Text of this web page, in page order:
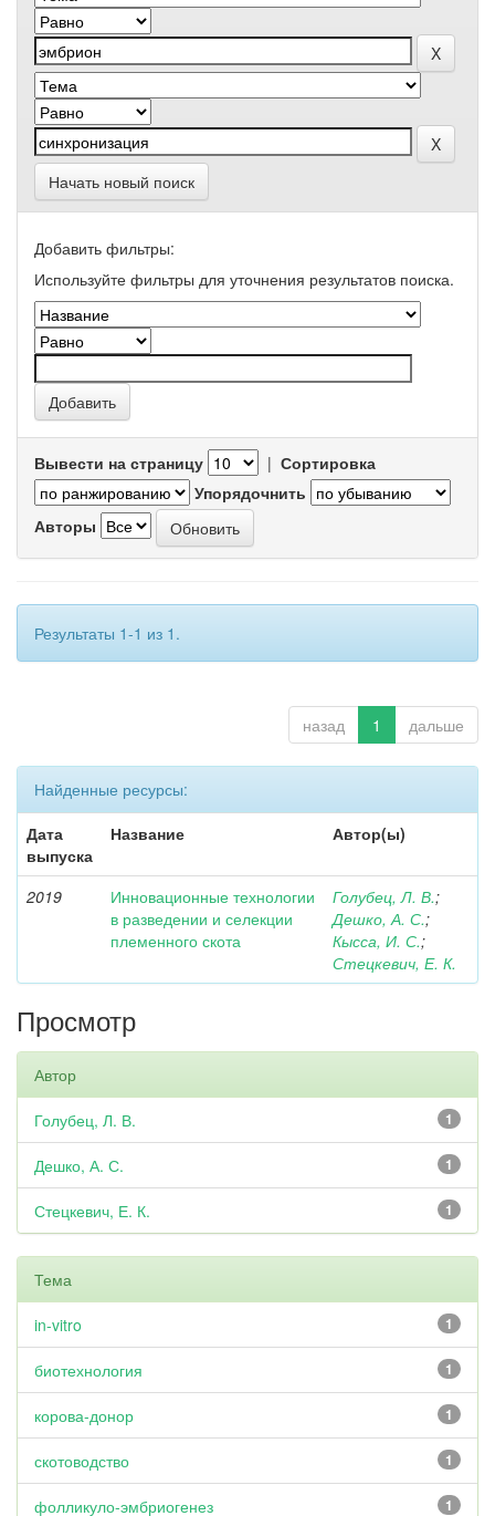
Начать новый поиск
Добавить фильтры:
Используйте фильтры для уточнения результатов поиска.
Вывести на страницу | Сортировка
Упорядочнить
Авторы
Результаты 1-1 из 1.
назад 1 дальше
Найденные ресурсы:
Дата
выпуска
Название Автор(ы)
2019
Инновационные технологии
в разведении и селекции
племенного скота
Голубец, Л. В.;
Дешко, А. С.;
Кысса, И. С.;
Стецкевич, Е. К.
Просмотр
Автор
1
Голубец, Л. В.
1
Дешко, А. С.
1
Стецкевич, Е. К.
Тема
1
in-vitro
1
биотехнология
1
корова-донор
1
скотоводство
1
фолликуло-эмбриогенез